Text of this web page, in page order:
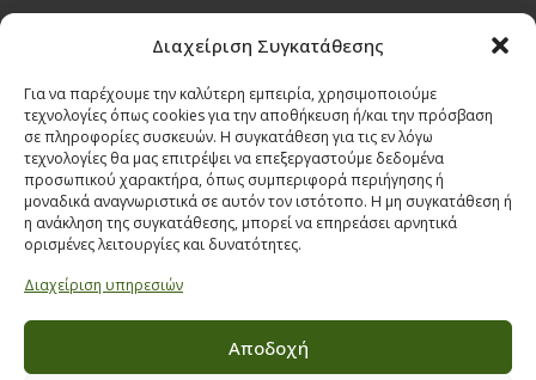
Διαχείριση Συγκατάθεσης
Για να παρέχουμε την καλύτερη εμπειρία, χρησιμοποιούμε
τεχνολογίες όπως cookies για την αποθήκευση ή/και την πρόσβαση
σε πληροφορίες συσκευών. Η συγκατάθεση για τις εν λόγω
τεχνολογίες θα μας επιτρέψει να επεξεργαστούμε δεδομένα
προσωπικού χαρακτήρα, όπως συμπεριφορά περιήγησης ή
μοναδικά αναγνωριστικά σε αυτόν τον ιστότοπο. Η μη συγκατάθεση ή
η ανάκληση της συγκατάθεσης, μπορεί να επηρεάσει αρνητικά
ορισμένες λειτουργίες και δυνατότητες.
Διαχείριση υπηρεσιών
Αποδοχή
Όροι & προϋποθέσεις διαγωνισμού
ΣΤΟΙΧΕΙΑ ΕΠΙΚΟΙΝΩΝΙΑΣ
Παπαναστασίου 209,
Θεσσαλονίκη, ΤΚ 542 50
Τηλ:231 030 9709,231 035 1630
Email:eshop@ecobuildings.gr
ΠΟΛΙΤΙΚΗ ΑΠΟΡΡΗΤΟΥ